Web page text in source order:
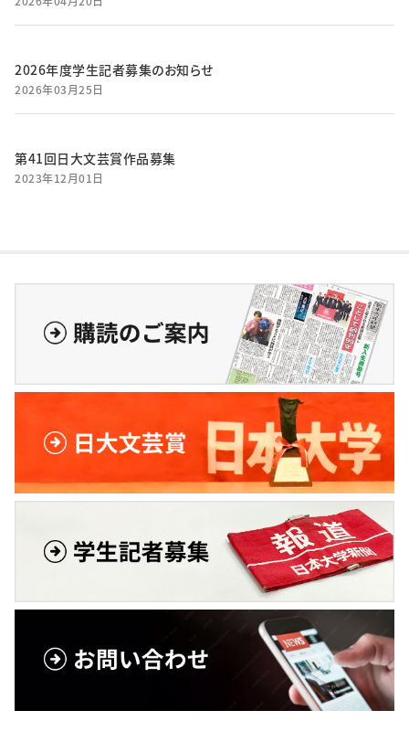
2026年度学生記者募集のお知らせ
2026年03月25日
第41回日大文芸賞作品募集
2023年12月01日